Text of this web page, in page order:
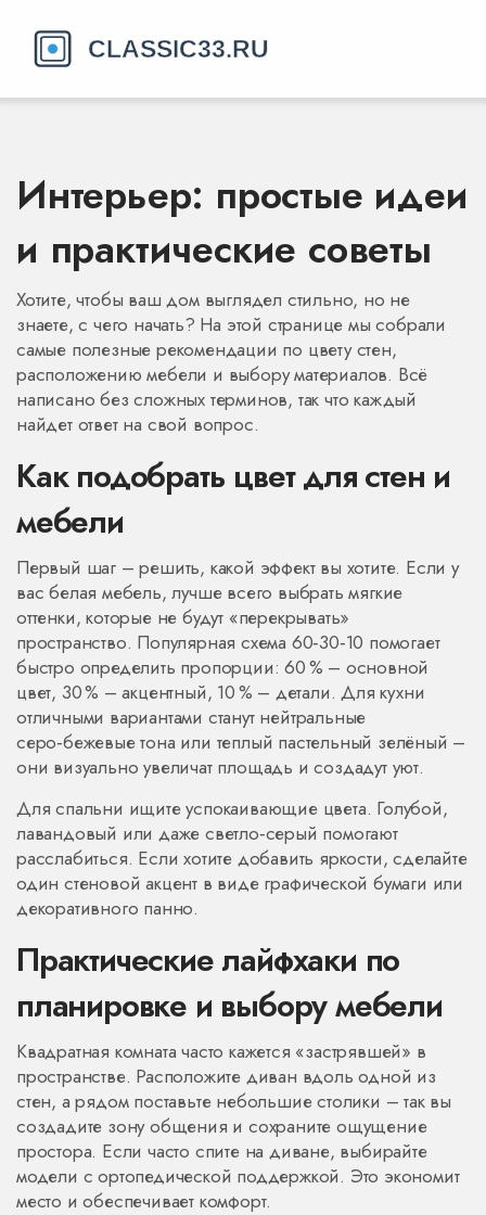
Интерьер: простые идеи
и практические советы
Хотите, чтобы ваш дом выглядел стильно, но не
знаете, с чего начать? На этой странице мы собрали
самые полезные рекомендации по цвету стен,
расположению мебели и выбору материалов. Всё
написано без сложных терминов, так что каждый
найдет ответ на свой вопрос.
Как подобрать цвет для стен и
мебели
Первый шаг – решить, какой эффект вы хотите. Если у
вас белая мебель, лучше всего выбрать мягкие
оттенки, которые не будут «перекрывать»
пространство. Популярная схема 60‑30‑10 помогает
быстро определить пропорции: 60 % – основной
цвет, 30 % – акцентный, 10 % – детали. Для кухни
отличными вариантами станут нейтральные
серо‑бежевые тона или теплый пастельный зелёный –
они визуально увеличат площадь и создадут уют.
Для спальни ищите успокаивающие цвета. Голубой,
лавандовый или даже светло‑серый помогают
расслабиться. Если хотите добавить яркости, сделайте
один стеновой акцент в виде графической бумаги или
декоративного панно.
Практические лайфхаки по
планировке и выбору мебели
Квадратная комната часто кажется «застрявшей» в
пространстве. Расположите диван вдоль одной из
стен, а рядом поставьте небольшие столики – так вы
создадите зону общения и сохраните ощущение
простора. Если часто спите на диване, выбирайте
модели с ортопедической поддержкой. Это экономит
место и обеспечивает комфорт.